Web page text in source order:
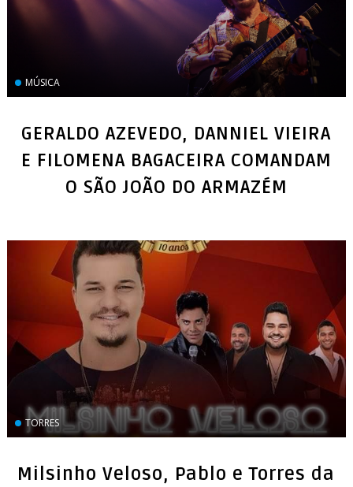
MÚSICA
GERALDO AZEVEDO, DANNIEL VIEIRA
E FILOMENA BAGACEIRA COMANDAM
TORRES
Milsinho Veloso, Pablo e Torres da